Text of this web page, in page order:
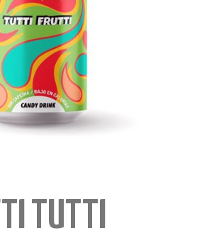
TUTTI